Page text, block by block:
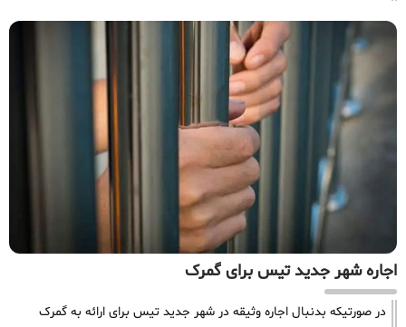
اجاره شهر جدید تیس برای گمرک
در صورتیکه بدنبال اجاره وثیقه در شهر جدید تیس برای ارائه به گمرک